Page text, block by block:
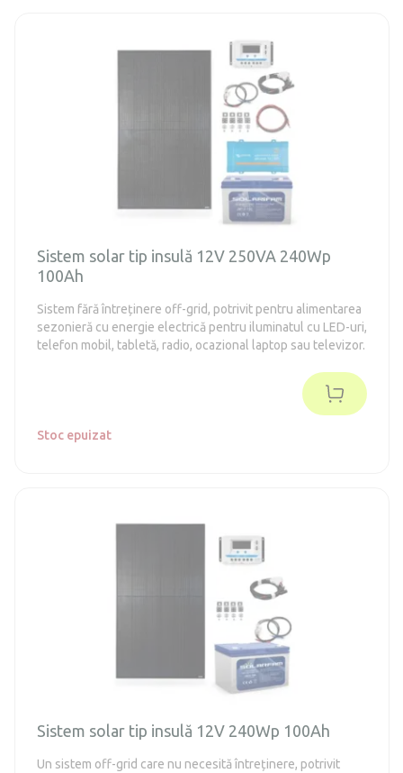
Sistem solar tip insulă 12V 250VA 240Wp
100Ah
Sistem fără întreținere off-grid, potrivit pentru alimentarea
sezonieră cu energie electrică pentru iluminatul cu LED-uri,
telefon mobil, tabletă, radio, ocazional laptop sau televizor.
Stoc epuizat
Sistem solar tip insulă 12V 240Wp 100Ah
Un sistem off-grid care nu necesită întreținere, potrivit